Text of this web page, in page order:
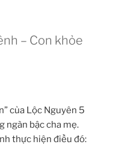
– Con khỏe
của Lộc Nguyên 5
ngàn bậc cha mẹ.
thực hiện điều đó: